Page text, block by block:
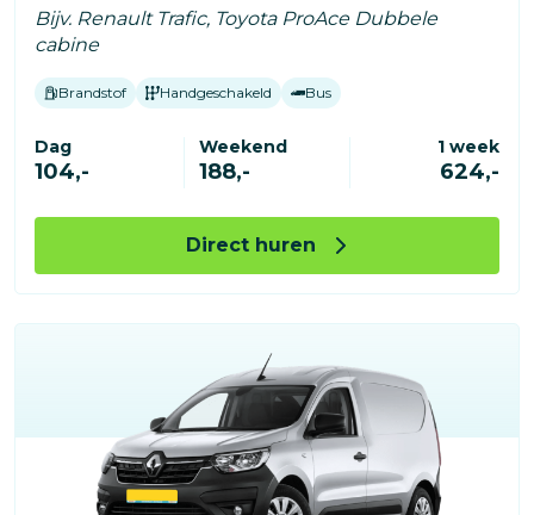
Bijv. Renault Trafic, Toyota ProAce Dubbele
cabine
Brandstof Handgeschakeld Bus
Dag
104,-
Weekend
188,-
1 week
624,-
Direct huren